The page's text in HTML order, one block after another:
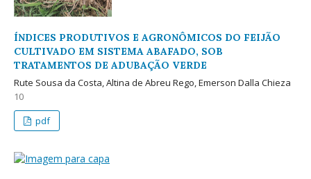
ÍNDICES PRODUTIVOS E AGRONÔMICOS DO FEIJÃO
CULTIVADO EM SISTEMA ABAFADO, SOB
TRATAMENTOS DE ADUBAÇÃO VERDE
Rute Sousa da Costa, Altina de Abreu Rego, Emerson Dalla Chieza
10
pdf